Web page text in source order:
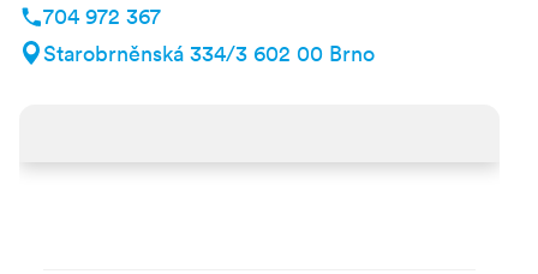
704 972 367
Starobrněnská 334/3 602 00 Brno